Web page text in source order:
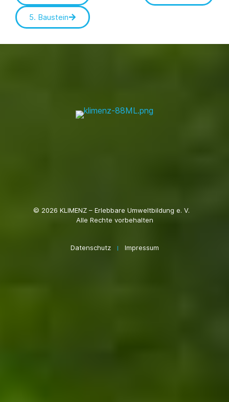
5. Baustein
© 2026 KLIMENZ – Erlebbare Umweltbildung e. V.
Alle Rechte vorbehalten
Datenschutz I Impressum